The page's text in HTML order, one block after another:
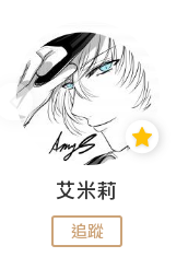
艾米莉
追蹤